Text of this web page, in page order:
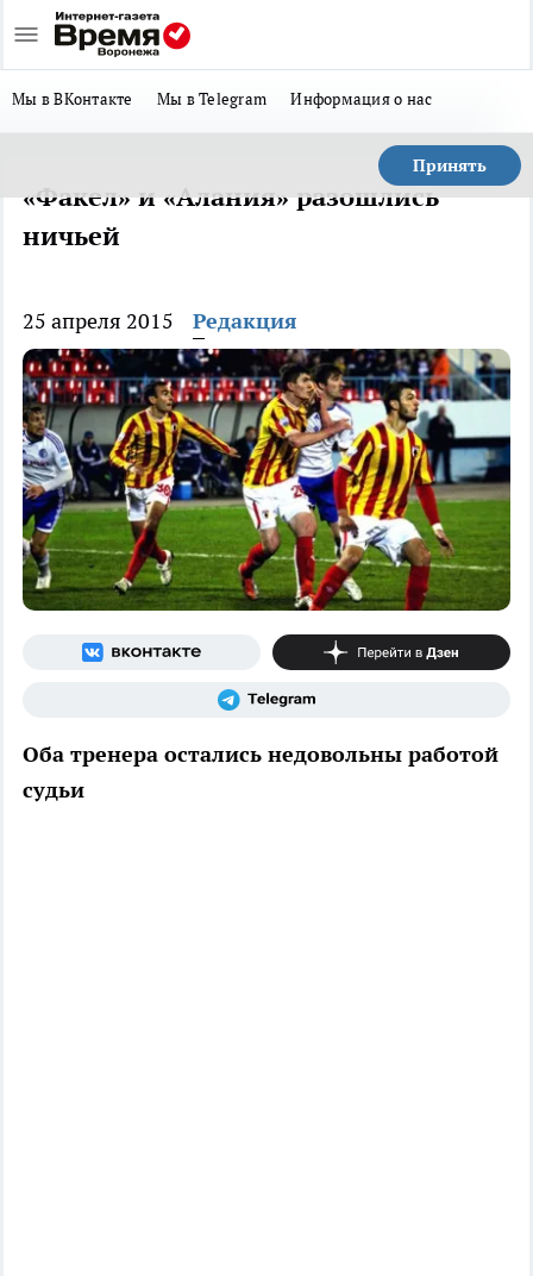
Мы в ВКонтакте Мы в Telegram Информация о нас
Принять
«Факел» и «Алания» разошлись
ничьей
25 апреля 2015 Редакция
Оба тренера остались недовольны работой
судьи